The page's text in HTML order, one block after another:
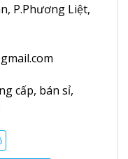
, P.Phương Liệt,
cấp, bán sỉ,